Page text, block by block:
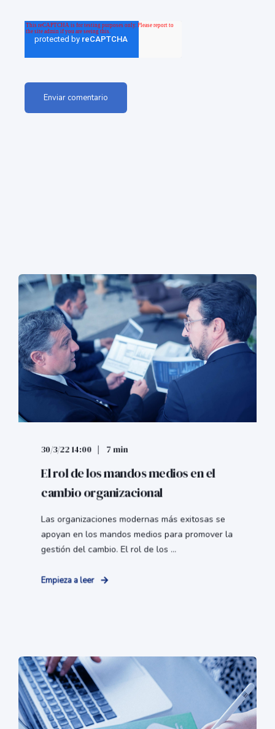
30/3/22 14:00 7 min
El rol de los mandos medios en el
cambio organizacional
Las organizaciones modernas más exitosas se
apoyan en los mandos medios para promover la
gestión del cambio. El rol de los ...
Empieza a leer